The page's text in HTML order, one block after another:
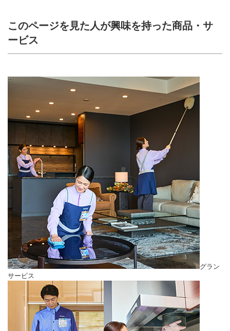
このページを見た人が興味を持った商品・サ
ービス
グラン
サービス